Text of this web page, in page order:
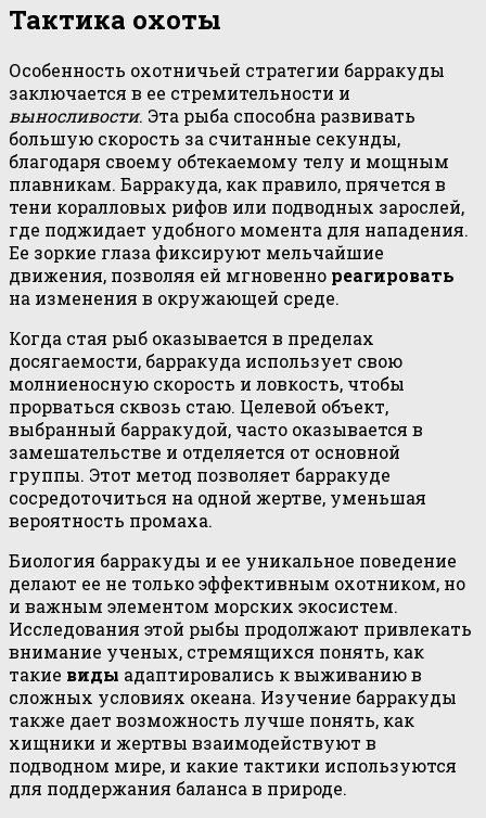
Тактика охоты
Особенность охотничьей стратегии барракуды
заключается в ее стремительности и
выносливости. Эта рыба способна развивать
большую скорость за считанные секунды,
благодаря своему обтекаемому телу и мощным
плавникам. Барракуда, как правило, прячется в
тени коралловых рифов или подводных зарослей,
где поджидает удобного момента для нападения.
Ее зоркие глаза фиксируют мельчайшие
движения, позволяя ей мгновенно реагировать
на изменения в окружающей среде.
Когда стая рыб оказывается в пределах
досягаемости, барракуда использует свою
молниеносную скорость и ловкость, чтобы
прорваться сквозь стаю. Целевой объект,
выбранный барракудой, часто оказывается в
замешательстве и отделяется от основной
группы. Этот метод позволяет барракуде
сосредоточиться на одной жертве, уменьшая
вероятность промаха.
Биология барракуды и ее уникальное поведение
делают ее не только эффективным охотником, но
и важным элементом морских экосистем.
Исследования этой рыбы продолжают привлекать
внимание ученых, стремящихся понять, как
такие виды адаптировались к выживанию в
сложных условиях океана. Изучение барракуды
также дает возможность лучше понять, как
хищники и жертвы взаимодействуют в
подводном мире, и какие тактики используются
для поддержания баланса в природе.